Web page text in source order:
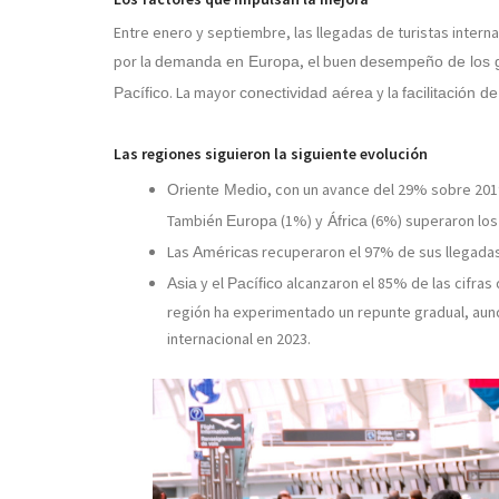
Entre enero y septiembre, las llegadas de turistas
por la demanda en Europa, el buen desempeño de los
Pacífico. La mayorconectividad aérea y la facilitación
Las regiones siguieron la siguiente evolución
Oriente Medio, con un avance del 29% sobre
También Europa (1%) y África (6%) superaron
Las Américasrecuperaron el 97% de sus
Asia y el Pacífico alcanzaron el 85% de las cifras
región ha experimentado un repunte gradual,
internacional en 2023.